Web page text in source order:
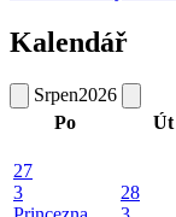
Kalendář
Srpen2026
Po
Út
27
3
28